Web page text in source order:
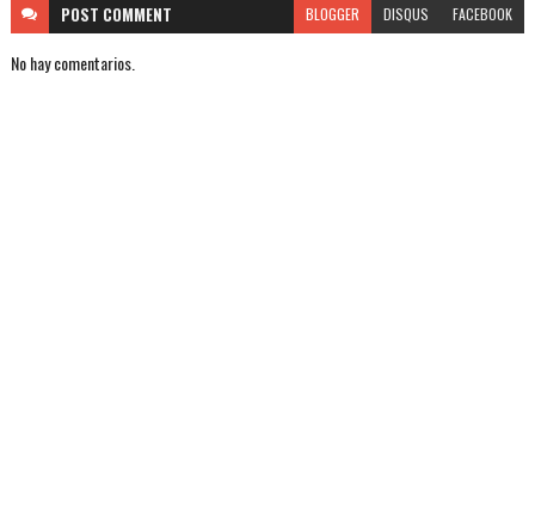
POST COMMENT BLOGGER DISQUS FACEBOOK
No hay comentarios.